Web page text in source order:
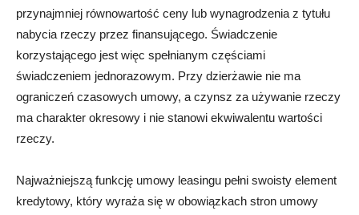
przynajmniej równowartość ceny lub wynagrodzenia z tytułu
nabycia rzeczy przez finansującego. Świadczenie
korzystającego jest więc spełnianym częściami
świadczeniem jednorazowym. Przy dzierżawie nie ma
ograniczeń czasowych umowy, a czynsz za używanie rzeczy
ma charakter okresowy i nie stanowi ekwiwalentu wartości
rzeczy.
Najważniejszą funkcję umowy leasingu pełni swoisty element
kredytowy, który wyraża się w obowiązkach stron umowy